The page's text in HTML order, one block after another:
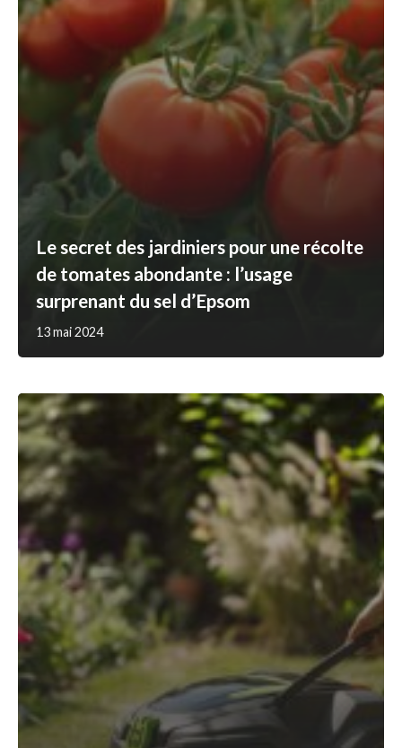
Le secret des jardiniers pour une récolte
de tomates abondante : l’usage
surprenant du sel d’Epsom
13 mai 2024